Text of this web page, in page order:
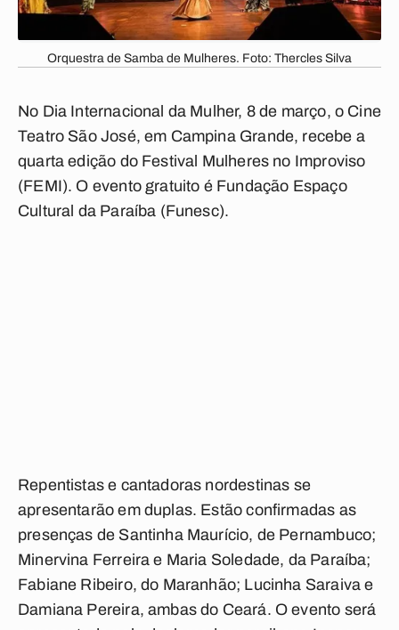
Orquestra de Samba de Mulheres. Foto: Thercles Silva
No Dia Internacional da Mulher, 8 de março, o Cine
Teatro São José, em Campina Grande, recebe a
quarta edição do Festival Mulheres no Improviso
(FEMI). O evento gratuito é Fundação Espaço
Cultural da Paraíba (Funesc).
Repentistas e cantadoras nordestinas se
apresentarão em duplas. Estão confirmadas as
presenças de Santinha Maurício, de Pernambuco;
Minervina Ferreira e Maria Soledade, da Paraíba;
Fabiane Ribeiro, do Maranhão; Lucinha Saraiva e
Damiana Pereira, ambas do Ceará. O evento será